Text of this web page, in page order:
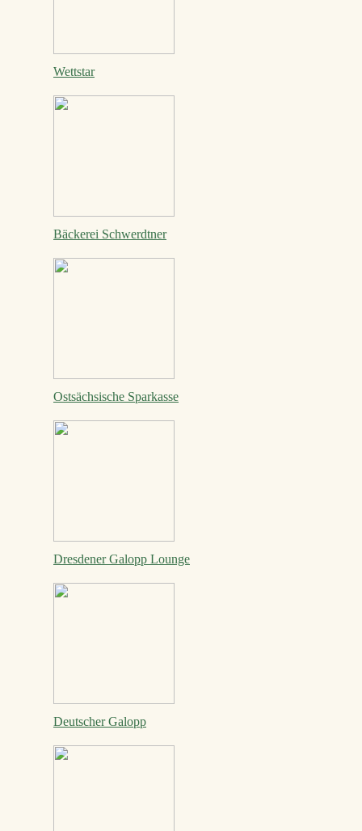
Wettstar
Bäckerei Schwerdtner
Ostsächsische Sparkasse
Dresdener Galopp Lounge
Deutscher Galopp